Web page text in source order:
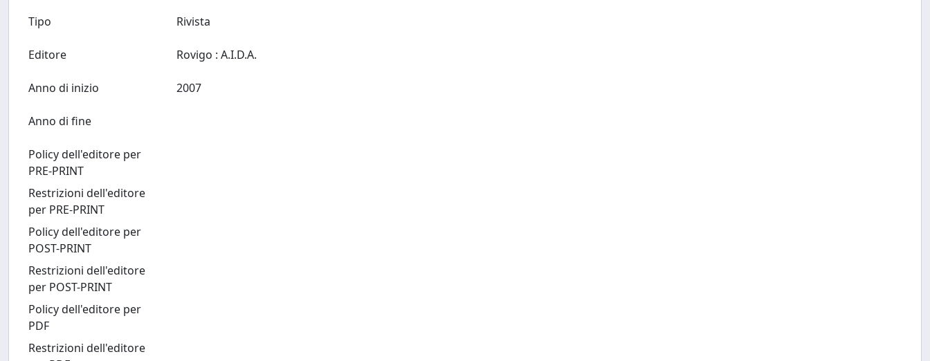
Tipo Rivista
Editore
Anno di inizio
Anno di fine
Policy dell'editore per
PRE-PRINT
Restrizioni dell'editore
per PRE-PRINT
Policy dell'editore per
POST-PRINT
Restrizioni dell'editore
per POST-PRINT
Policy dell'editore per
PDF
Restrizioni dell'editore